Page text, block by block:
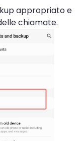
appropriato e
chiamate.